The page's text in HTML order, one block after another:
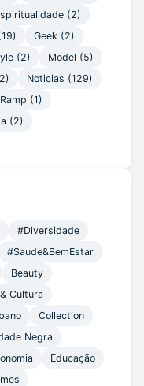
(2)
Geek (2)
(2) Model (5)
Noticias (129)
Ramp (1)
(2)
#Diversidade
#Saude&BemEstar
Beauty
Cultura
Collection
Negra
Educação